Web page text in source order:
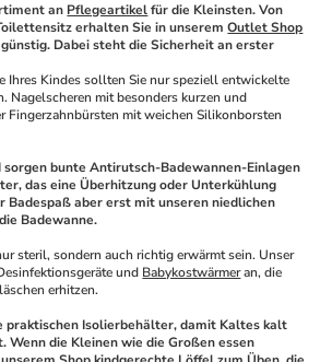
an Pflegeartikel für die Kleinsten. Von
erhalten Sie in unserem Outlet Shop
Dabei steht die Sicherheit an erster
Ihres Kindes sollten Sie nur speziell entwickelte
Nagelscheren mit besonders kurzen und
Fingerzahnbürsten mit weichen Silikonborsten
sorgen bunte Antirutsch-Badewannen-Einlagen
das eine Überhitzung oder Unterkühlung
Badespaß aber erst mit unseren niedlichen
Badewanne.
steril, sondern auch richtig erwärmt sein. Unser
und Babykostwärmer an, die
erhitzen.
praktischen Isolierbehälter, damit Kaltes kalt
Wenn die Kleinen wie die Großen essen